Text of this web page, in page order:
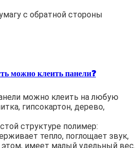
с обратной стороны
можно клеить панели❓
можно клеить на любую
гипсокартон, дерево,
структуре полимер:
тепло, поглощает звук,
этом, имеет малый удельный вес.